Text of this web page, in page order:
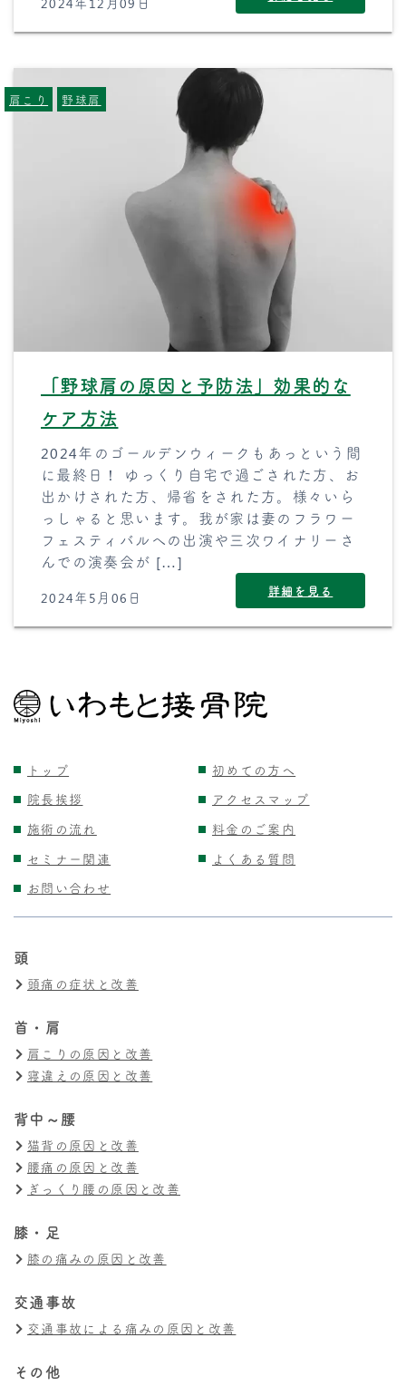
「野球肩の原因と予防法」効果的な
ケア方法
2024年のゴールデンウィークもあっという間
に最終日！ ゆっくり自宅で過ごされた方、お
出かけされた方、帰省をされた方。様々いら
っしゃると思います。我が家は妻のフラワー
フェスティバルへの出演や三次ワイナリーさ
んでの演奏会が […]
2024年5月06日 詳細を見る
肩こり 野球肩
トップ
初めての方へ
院長挨拶
アクセスマップ
施術の流れ
料金のご案内
セミナー関連
よくある質問
お問い合わせ
頭
頭痛の症状と改善
首・肩
肩こりの原因と改善
寝違えの原因と改善
背中～腰
猫背の原因と改善
腰痛の原因と改善
ぎっくり腰の原因と改善
膝・足
膝の痛みの原因と改善
交通事故
交通事故による痛みの原因と改善
その他